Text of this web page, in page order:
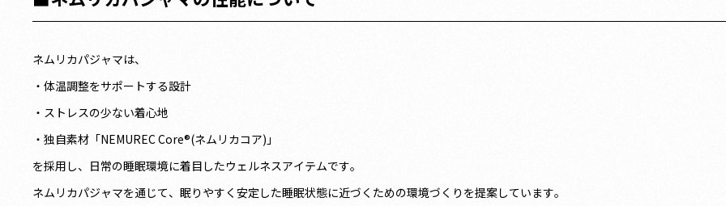
ネムリカパジャマは、
・体温調整をサポートする設計
・ストレスの少ない着心地
・独自素材「NEMUREC Core®︎(ネムリカコア)」
を採用し、日常の睡眠環境に着目したウェルネスアイテムです。
ネムリカパジャマを通じて、眠りやすく安定した睡眠状態に近づくための環境づくりを提案しています。